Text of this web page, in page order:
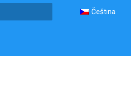
Čeština